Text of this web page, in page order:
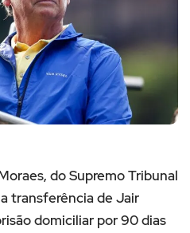
do Supremo Tribunal
transferência de Jair
domiciliar por 90 dias